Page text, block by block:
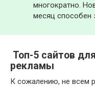
многократно.
месяц способен
Топ-5 сайтов
рекламы
К сожалению, не всем